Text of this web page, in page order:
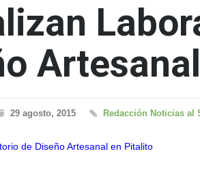
29 agosto, 2015 Redacción Noticias al